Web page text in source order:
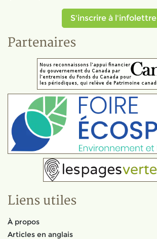
S'inscrire à l'infolettre
Partenaires
Liens utiles
À propos
Articles en anglais